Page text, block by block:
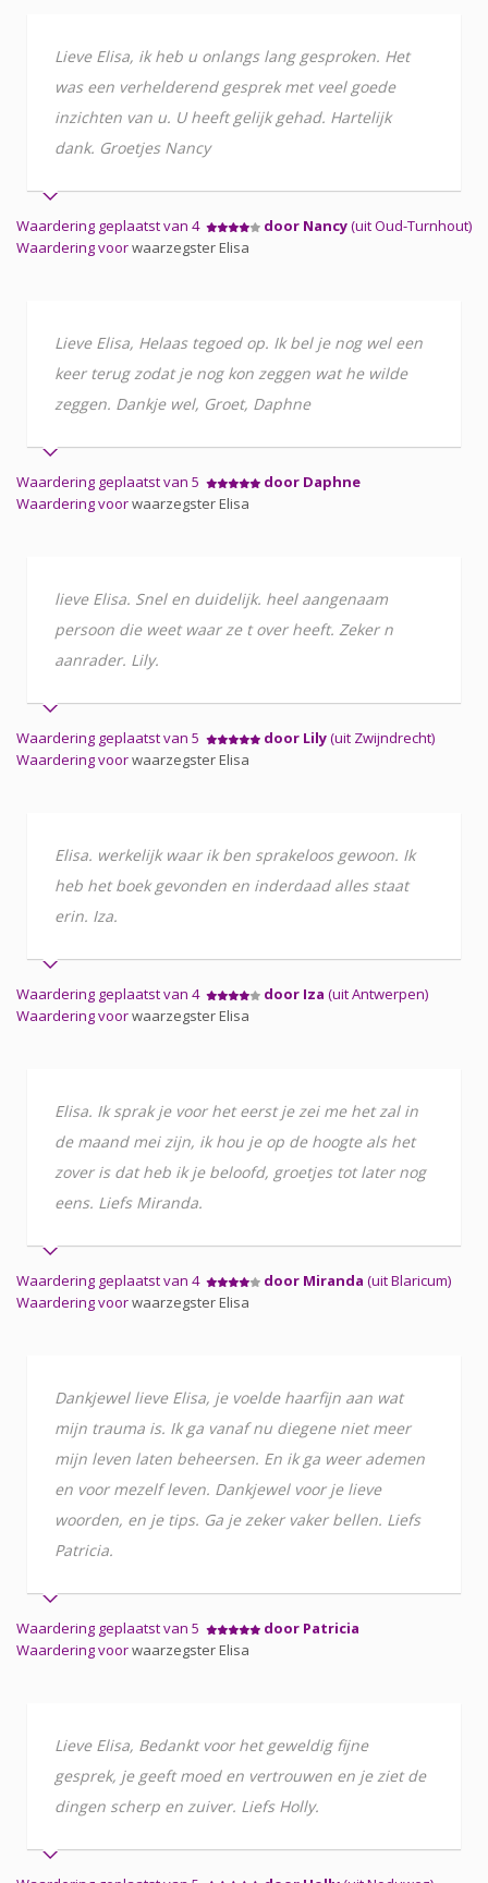
Lieve Elisa, ik heb u onlangs lang gesproken. Het
was een verhelderend gesprek met veel goede
inzichten van u. U heeft gelijk gehad. Hartelijk
dank. Groetjes Nancy
Waardering geplaatst van 4 door Nancy(uit Oud-Turnhout)
Waardering voorwaarzegster Elisa
Lieve Elisa, Helaas tegoed op. Ik bel je nog wel een
keer terug zodat je nog kon zeggen wat he wilde
zeggen. Dankje wel, Groet, Daphne
Waardering geplaatst van 5
door Daphne
Waardering voorwaarzegster Elisa
lieve Elisa. Snel en duidelijk. heel aangenaam
persoon die weet waar ze t over heeft. Zeker n
aanrader. Lily.
Waardering geplaatst van 5 door Lily(uit Zwijndrecht)
Waardering voorwaarzegster Elisa
Elisa. werkelijk waar ik ben sprakeloos gewoon. Ik
heb het boek gevonden en inderdaad alles staat
erin. Iza.
Waardering geplaatst van 4 door Iza (uit Antwerpen)
Waardering voorwaarzegster Elisa
Elisa. Ik sprak je voor het eerst je zei me het zal in
de maand mei zijn, ik hou je op de hoogte als het
zover is dat heb ik je beloofd, groetjes tot later nog
eens. Liefs Miranda.
Waardering geplaatst van 4 door Miranda (uit Blaricum)
Waardering voorwaarzegster Elisa
Dankjewel lieve Elisa, je voelde haarfijn aan wat
mijn trauma is. Ik ga vanaf nu diegene niet meer
mijn leven laten beheersen. En ik ga weer ademen
en voor mezelf leven. Dankjewel voor je lieve
woorden, en je tips. Ga je zeker vaker bellen. Liefs
Patricia.
Waardering geplaatst van 5
door Patricia
Waardering voorwaarzegster Elisa
Lieve Elisa, Bedankt voor het geweldig fijne
gesprek, je geeft moed en vertrouwen en je ziet de
dingen scherp en zuiver. Liefs Holly.